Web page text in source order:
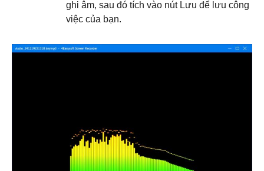
ghi âm, sau đó tích vào nút Lưu để lưu công
việc của bạn.